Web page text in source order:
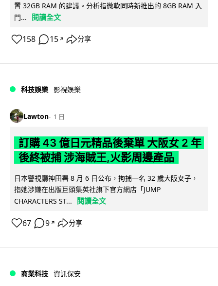
置 32GB RAM 的建議。分析指微軟同時新推出的 8GB RAM 入
門...
閱讀全文
158 15 ↗ 分享
科技娛樂 影視娛樂
Lawton 1 日
訂購 43 億日元精品後棄單 大阪女 2 年
後終被捕 涉海賊王,火影周邊產品
日本警視廳神田署 8 月 6 日公布，拘捕一名 32 歲大阪女子，
指她涉嫌在出版巨頭集英社旗下官方網店「JUMP
CHARACTERS ST...
閱讀全文
67 9 ↗ 分享
商業科技 資訊保安